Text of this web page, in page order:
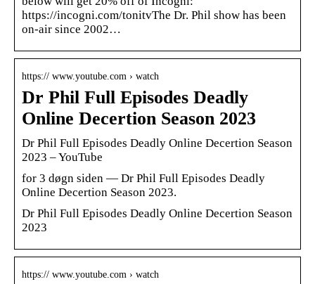
https://incogni.com/tonitvThe Dr. Phil show has been
on-air since 2002…
https:// www.youtube.com › watch
Dr Phil Full Episodes Deadly
Online Decertion Season 2023
Dr Phil Full Episodes Deadly Online Decertion Season
2023 – YouTube
for 3 døgn siden — Dr Phil Full Episodes Deadly
Online Decertion Season 2023.
Dr Phil Full Episodes Deadly Online Decertion Season
2023
https:// www.youtube.com › watch